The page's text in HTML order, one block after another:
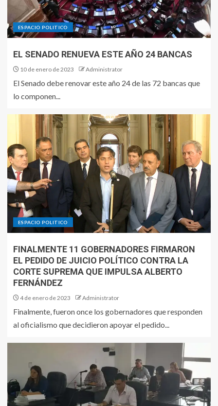
ESPACIO POLITICO
EL SENADO RENUEVA ESTE AÑO 24 BANCAS
10 de enero de 2023 Administrator
El Senado debe renovar este año 24 de las 72 bancas que
lo componen...
ESPACIO POLITICO
FINALMENTE 11 GOBERNADORES FIRMARON
EL PEDIDO DE JUICIO POLÍTICO CONTRA LA
CORTE SUPREMA QUE IMPULSA ALBERTO
FERNÁNDEZ
4 de enero de 2023 Administrator
Finalmente, fueron once los gobernadores que responden
al oficialismo que decidieron apoyar el pedido...